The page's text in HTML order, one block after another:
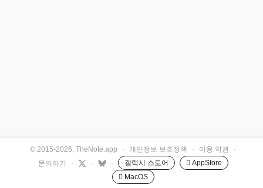
© 2015-2026, TheNote.app · 개인정보 보호정책 · 이용 약관
·
문의하기
· · · 갤럭시 스토어
 AppStore
 MacOS